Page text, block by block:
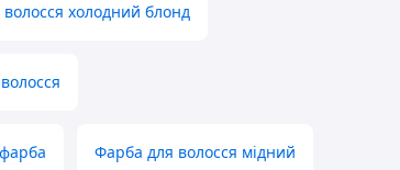
холодний блонд
Фарба для волосся мідний